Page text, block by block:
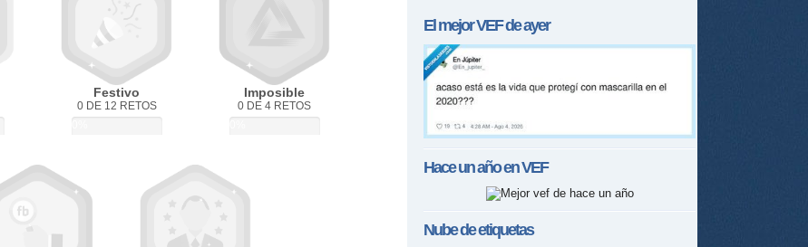
Festivo
0 DE 12 RETOS
Imposible
0 DE 4 RETOS
El mejorVEFde ayer
Hace un año enVEF
Nube de etiquetas